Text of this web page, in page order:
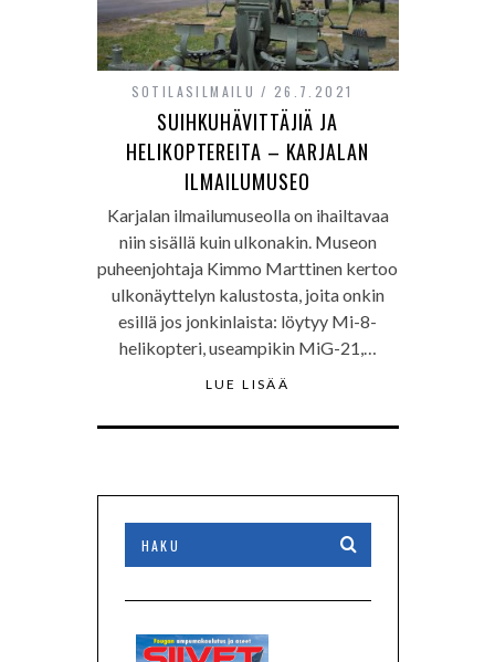
SOTILASILMAILU 26.7.2021
SUIHKUHÄVITTÄJIÄ JA
HELIKOPTEREITA – KARJALAN
ILMAILUMUSEO
Karjalan ilmailumuseolla on ihailtavaa
niin sisällä kuin ulkonakin. Museon
puheenjohtaja Kimmo Marttinen kertoo
ulkonäyttelyn kalustosta, joita onkin
esillä jos jonkinlaista: löytyy Mi-8-
helikopteri, useampikin MiG-21,…
LUE LISÄÄ